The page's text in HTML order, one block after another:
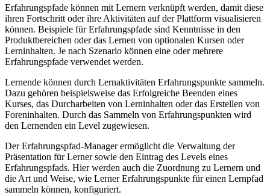
Erfahrungspfade können mit Lernern verknüpft werden, damit diese
ihren Fortschritt oder ihre Aktivitäten auf der Plattform visualisieren
können. Beispiele für Erfahrungspfade sind Kenntnisse in den
Produktbereichen oder das Lernen von optionalen Kursen oder
Lerninhalten. Je nach Szenario können eine oder mehrere
Erfahrungspfade verwendet werden.
Lernende können durch Lernaktivitäten Erfahrungspunkte sammeln.
Dazu gehören beispielsweise das Erfolgreiche Beenden eines
Kurses, das Durcharbeiten von Lerninhalten oder das Erstellen von
Foreninhalten. Durch das Sammeln von Erfahrungspunkten wird
den Lernenden ein Level zugewiesen.
Der Erfahrungspfad-Manager ermöglicht die Verwaltung der
Präsentation für Lerner sowie den Eintrag des Levels eines
Erfahrungspfads. Hier werden auch die Zuordnung zu Lernern und
die Art und Weise, wie Lerner Erfahrungspunkte für einen Lernpfad
sammeln können, konfiguriert.